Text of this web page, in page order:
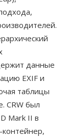
данные
EXIF и
таблицы
CRW был
Mark II в
контейнер,